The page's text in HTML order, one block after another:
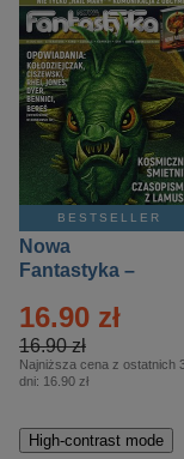
BESTSELLER
Nowa
Fantastyka –
16.90 zł
16.90 zł
Najniższa cena z ostatnich
dni: 16.90 zł
High-contrast mode